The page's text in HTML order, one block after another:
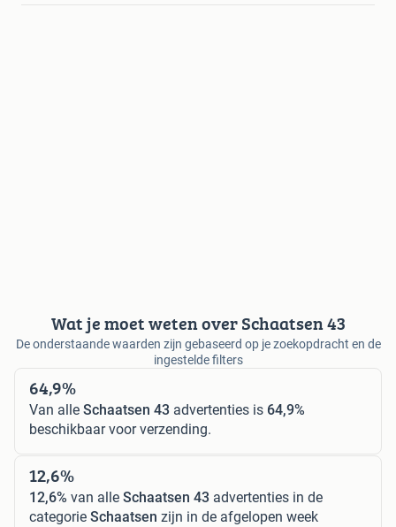
Wat je moet weten over Schaatsen 43
De onderstaande waarden zijn gebaseerd op je zoekopdracht en de
ingestelde filters
64,9%
Van alle Schaatsen 43 advertenties is 64,9%
beschikbaar voor verzending.
12,6%
12,6% van alle Schaatsen 43 advertenties in de
categorie Schaatsen zijn in de afgelopen week